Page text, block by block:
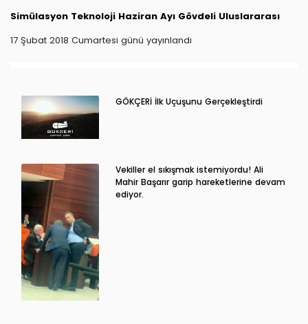
Simülasyon Teknoloji Haziran Ayı Gövdeli Uluslararası
17 Şubat 2018 Cumartesi günü yayınlandı
GÖKÇERİ İlk Uçuşunu Gerçekleştirdi
Vekiller el sıkışmak istemiyordu! Ali
Mahir Başarır garip hareketlerine devam
ediyor.